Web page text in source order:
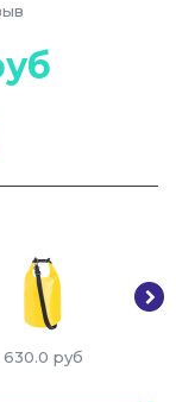
630.0 руб